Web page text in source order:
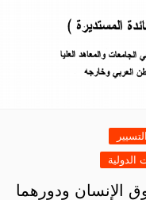
الدولية
الإنسان ودورهما